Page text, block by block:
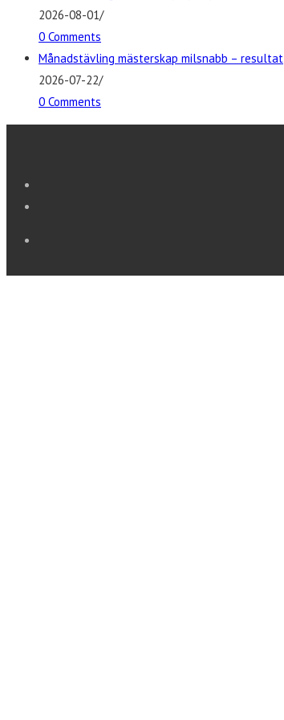
2026-08-01/
0 Comments
Månadstävling mästerskap milsnabb – resultat
2026-07-22/
0 Comments